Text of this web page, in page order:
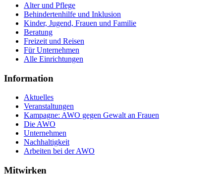
Alter und Pflege
Behindertenhilfe und Inklusion
Kinder, Jugend, Frauen und Familie
Beratung
Freizeit und Reisen
Für Unternehmen
Alle Einrichtungen
Information
Aktuelles
Veranstaltungen
Kampagne: AWO gegen Gewalt an Frauen
Die AWO
Unternehmen
Nachhaltigkeit
Arbeiten bei der AWO
Mitwirken